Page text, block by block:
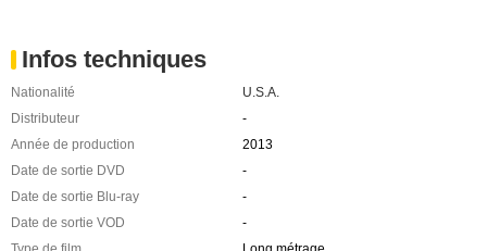
Infos techniques
Nationalité
U.S.A.
Distributeur
-
Année de production
2013
Date de sortie DVD
-
Date de sortie Blu-ray
-
Date de sortie VOD
-